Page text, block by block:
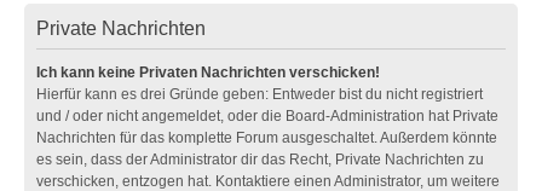
Private Nachrichten
Ich kann keine Privaten Nachrichten verschicken!
Hierfür kann es drei Gründe geben: Entweder bist du nicht registriert
und / oder nicht angemeldet, oder die Board-Administration hat Private
Nachrichten für das komplette Forum ausgeschaltet. Außerdem könnte
es sein, dass der Administrator dir das Recht, Private Nachrichten zu
verschicken, entzogen hat. Kontaktiere einen Administrator, um weitere